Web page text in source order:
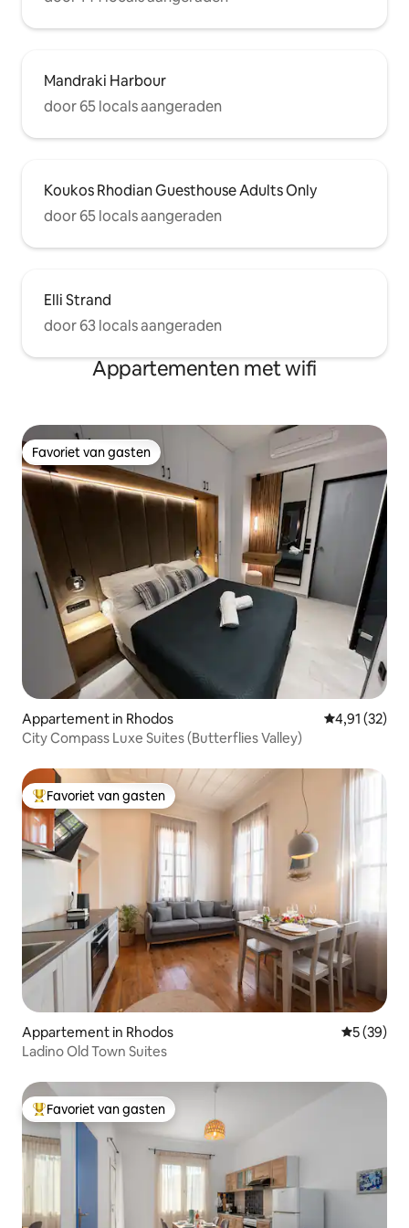
Mandraki Harbour
door 65 locals aangeraden
Koukos Rhodian Guesthouse Adults Only
door 65 locals aangeraden
Elli Strand
door 63 locals aangeraden
Appartementen met wifi
Favoriet van gasten
Favoriet van gasten
Appartement in Rhodos Gemiddelde
4,91 (32)
City Compass Luxe Suites (Butterflies Valley)
Topfavoriet van gasten
Favoriet van gasten
Appartement in Rhodos
5 (39)
Ladino Old Town Suites
Topfavoriet van gasten
Favoriet van gasten